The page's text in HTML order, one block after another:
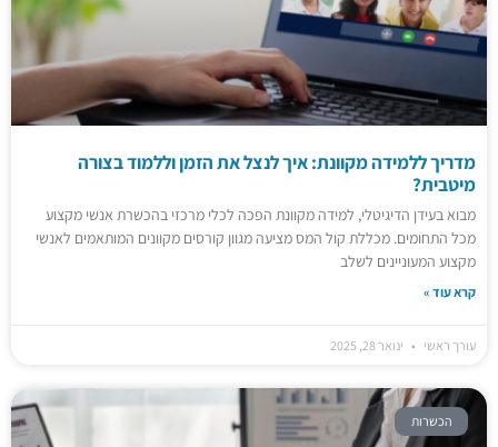
מדריך ללמידה מקוונת: איך לנצל את הזמן וללמוד בצורה
מיטבית?
מבוא בעידן הדיגיטלי, למידה מקוונת הפכה לכלי מרכזי בהכשרת אנשי מקצוע
מכל התחומים. מכללת קול המס מציעה מגוון קורסים מקוונים המותאמים לאנשי
מקצוע המעוניינים לשלב
קרא עוד »
עורך ראשי ינואר 28, 2025
הכשרות